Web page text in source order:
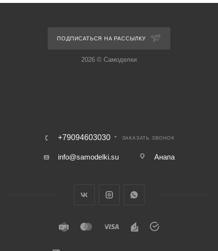
ПОДПИСАТЬСЯ НА РАССЫЛКУ
2026 © Самоделки
+79094603030 ЗАКАЗАТЬ ЗВОНОК
info@samodelki.su Анапа